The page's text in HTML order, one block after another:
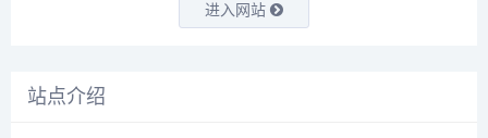
进入网站
站点介绍